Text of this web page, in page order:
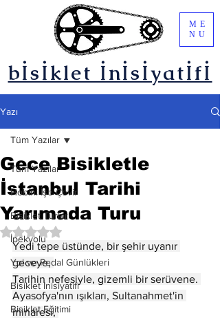
bİsİklet İnİsİyatİfİ
ME
NU
Yazı
Tüm Yazılar
Hobini İşe Çevir
Bisiklet Turları
İpekyolu
Yol ve Pedal Günlükleri
Bisiklet İnisiyatifi
Bisiklet Eğitimi
Tüm Yazılar
Gece Bisikletle
İstanbul Tarihi
Yarımada Turu
5 üzerinden NaN yıldız
Yedi tepe üstünde, bir şehir uyanır
geceye,
Tarihin nefesiyle, gizemli bir serüvene.
Ayasofya'nın ışıkları, Sultanahmet'in
minaresi,